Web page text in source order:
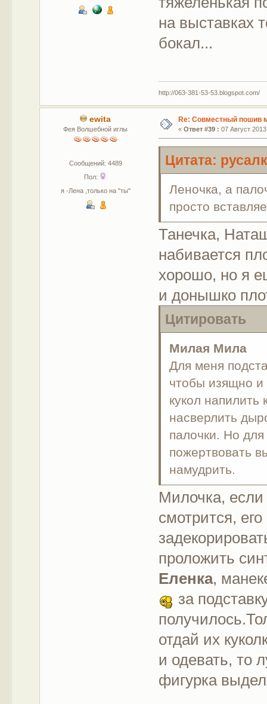
на выставках
бокал...
http://063-381-53-53.blogspot.com/
ewita
Фея Волшебной иглы
Сообщений: 4489
Пол:
я -Лена ,только на "ты"
Re: Совместный пошив
« Ответ #39 : 07 Август
Цитата:
Леночка, а
просто
Танечка,
набивается
хорошо, но я
и донышко
Цитировать
Милая Мила
Для меня
чтобы изящно
кукол напилить
насверлить
палочки. Но
пожертвовать
намудрить.
Милочка, если
смотрится,
проложить
Еленка,
за
отдай их
и одевать, то
фигурка